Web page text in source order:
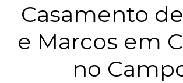
Casamento
e Marcos em
no